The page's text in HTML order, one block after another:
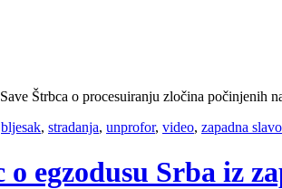
Štrbca o procesuiranju zločina počinjenih
bljesak, stradanja, unprofor, video, zapadna
egzodusu Srba iz